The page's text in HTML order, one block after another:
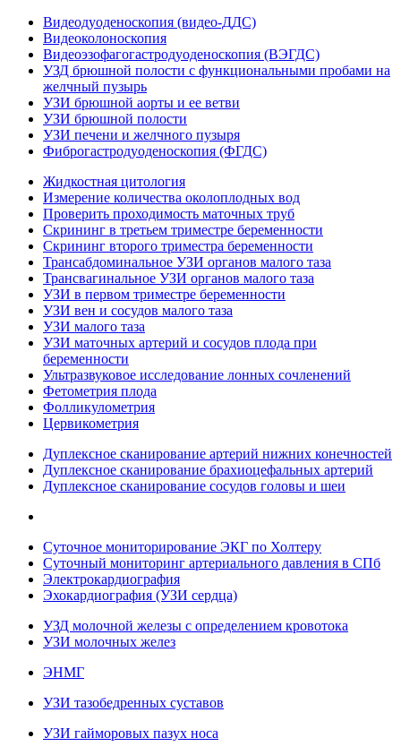
Видеодуоденоскопия (видео-ДДС)
Видеоколоноскопия
Видеоэзофагогастродуоденоскопия (ВЭГДС)
УЗД брюшной полости с функциональными пробами на
желчный пузырь
УЗИ брюшной аорты и ее ветви
УЗИ брюшной полости
УЗИ печени и желчного пузыря
Фиброгастродуоденоскопия (ФГДС)
Жидкостная цитология
Измерение количества околоплодных вод
Проверить проходимость маточных труб
Скрининг в третьем триместре беременности
Скрининг второго триместра беременности
Трансабдоминальное УЗИ органов малого таза
Трансвагинальное УЗИ органов малого таза
УЗИ в первом триместре беременности
УЗИ вен и сосудов малого таза
УЗИ малого таза
УЗИ маточных артерий и сосудов плода при
беременности
Ультразвуковое исследование лонных сочленений
Фетометрия плода
Фолликулометрия
Цервикометрия
Дуплексное сканирование артерий нижних конечностей
Дуплексное сканирование брахиоцефальных артерий
Дуплексное сканирование сосудов головы и шеи
Суточное мониторирование ЭКГ по Холтеру
Суточный мониторинг артериального давления в СПб
Электрокардиография
Эхокардиография (УЗИ сердца)
УЗД молочной железы с определением кровотока
УЗИ молочных желез
ЭНМГ
УЗИ тазобедренных суставов
УЗИ гайморовых пазух носа